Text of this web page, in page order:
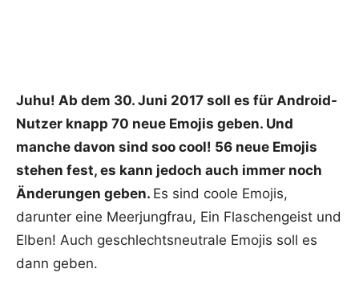
Juhu! Ab dem 30. Juni 2017 soll es für Android-
Nutzer knapp 70 neue Emojis geben. Und
manche davon sind soo cool! 56 neue Emojis
stehen fest, es kann jedoch auch immer noch
Änderungen geben. Es sind coole Emojis,
darunter eine Meerjungfrau, Ein Flaschengeist und
Elben! Auch geschlechtsneutrale Emojis soll es
dann geben.